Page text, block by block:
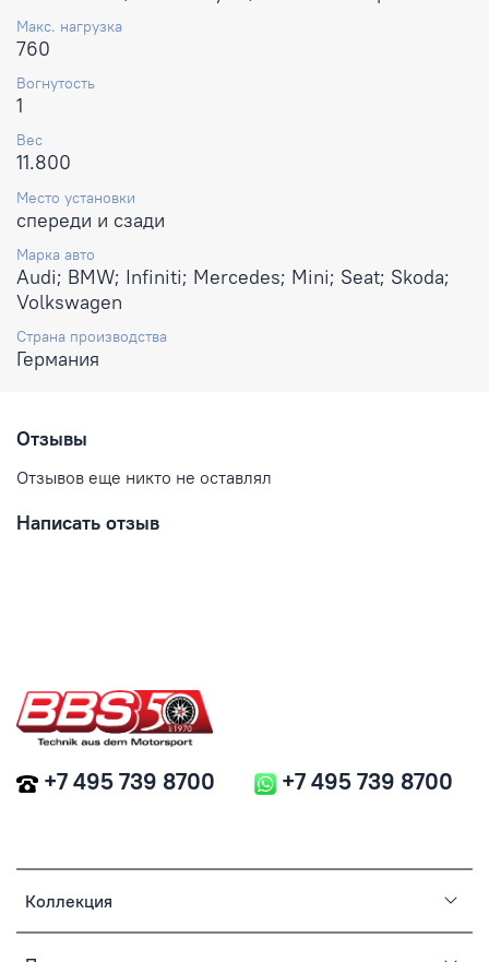
Макс. нагрузка
760
Вогнутость
1
Вес
11.800
Место установки
спереди и сзади
Марка авто
Audi; BMW; Infiniti; Mercedes; Mini; Seat; Skoda;
Volkswagen
Страна производства
Германия
Отзывы
Отзывов еще никто не оставлял
Написать отзыв
Коллекция
+7 495 739 8700 +7 495 739 8700